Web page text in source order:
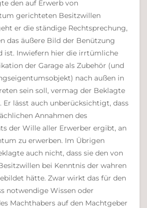
den auf Erwerb von
gerichteten Besitzwillen
er die ständige Rechtsprechung,
das äußere Bild der Benützung
ist. Inwiefern hier die irrtümliche
der Garage als Zubehör (und
nach außen in
sein soll, vermag der Beklagte
Er lässt auch unberücksichtigt, dass
Annahmen des
der Wille aller Erwerber ergibt, an
zu erwerben. Im Übrigen
auch nicht, dass sie den von
bei Kenntnis der wahren
hätte. Zwar wirkt das für den
notwendige Wissen oder
Machthabers auf den Machtgeber